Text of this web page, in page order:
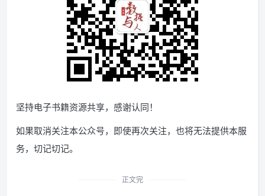
坚持电子书籍资源共享，感谢认同！
如果取消关注本公众号，即使再次关注，也将无法提供本服
务，切记切记。
正文完